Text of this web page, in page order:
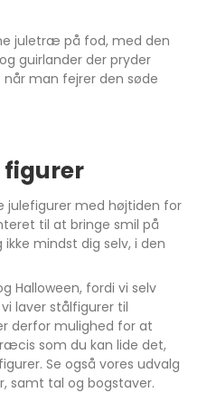
juletræ på fod, med den
guirlander der pryder
man fejrer den søde
figurer
julefigurer med højtiden for
til at bringe smil på
mindst dig selv, i den
Halloween, fordi vi selv
laver stålfigurer til
derfor mulighed for at
som du kan lide det,
Se også vores udvalg
samt tal og bogstaver.